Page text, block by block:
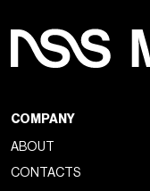
COMPANY
ABOUT
CONTACTS